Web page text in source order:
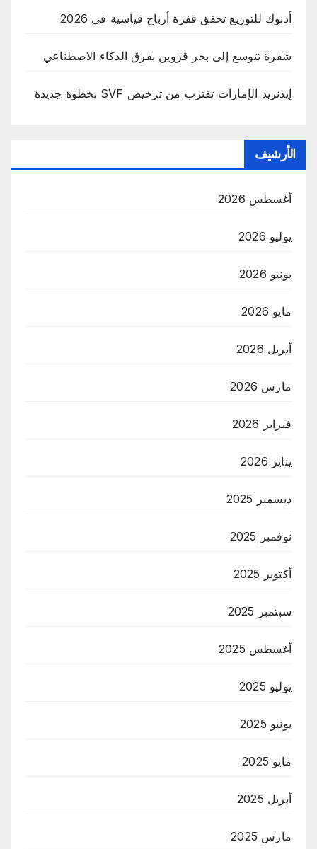
أدنوك للتوزيع تحقق قفزة أرباح قياسية في 2026
شفرة تتوسع إلى بحر قزوين بفرق الذكاء الاصطناعي
إيدنريد الإمارات تقترب من ترخيص SVF بخطوة جديدة
الأرشيف
أغسطس 2026
يوليو 2026
يونيو 2026
مايو 2026
أبريل 2026
مارس 2026
فبراير 2026
يناير 2026
ديسمبر 2025
نوفمبر 2025
أكتوبر 2025
سبتمبر 2025
أغسطس 2025
يوليو 2025
يونيو 2025
مايو 2025
أبريل 2025
مارس 2025